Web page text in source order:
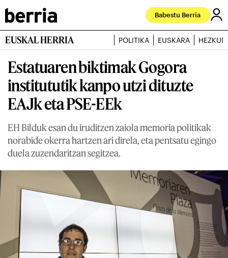
Babestu Berria
EUSKAL HERRIA POLITIKA EUSKARA
Estatuaren biktimak Gogora
institututik kanpo utzi dituzte
EAJk eta PSE-EEk
EH Bilduk esan du iruditzen zaiola memoria politikak
norabide okerra hartzen ari direla, eta pentsatu egingo
duela zuzendaritzan segitzea.